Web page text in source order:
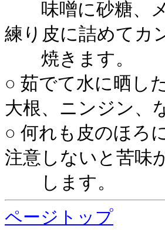
味噌に砂糖、メ
練り皮に詰めてカ
焼きます。
○ 茹でて水に晒し
大根、ニンジン、
○ 何れも皮のほろ
注意しないと苦味
します。
ページトップ